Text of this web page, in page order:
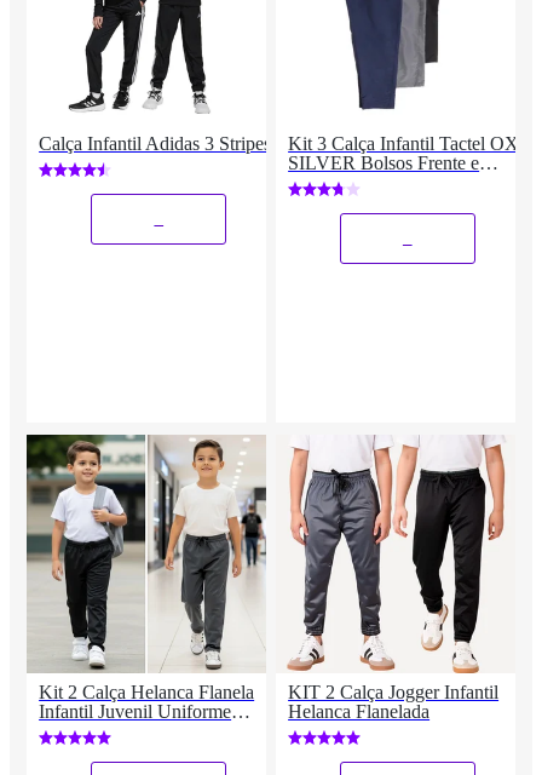
Calça Infantil Adidas 3 Stripes
Kit 3 Calça Infantil Tactel OX
SILVER Bolsos Frente e
Costa
Kit 2 Calça Helanca Flanela
Infantil Juvenil Uniforme
Escola
KIT 2 Calça Jogger Infantil
Helanca Flanelada